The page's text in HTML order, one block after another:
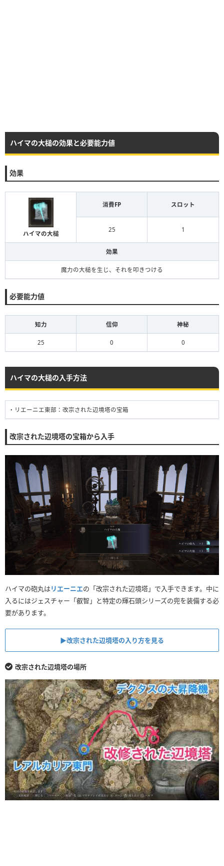
ハイマの大槌の効果と必要能力値
効果
ハイマの大槌
消費FP スロット
25 1
効果
魔力の大槌を生じ、それを叩きつける
必要能力値
知力 信仰 神秘
25 0 0
ハイマの大槌の入手方法
・リエーニエ東部：改宗された辺境塔の宝箱
改宗された辺境塔の宝箱から入手
ハイマの砲丸はリエーニエの「改宗された辺境塔」で入手できます。中に
入るにはジェスチャー「叡智」と特定の輝石頭シリーズの兜を装備する必
要があります。
▶︎改宗された辺境塔の入り方を見る
改宗された辺境塔の場所